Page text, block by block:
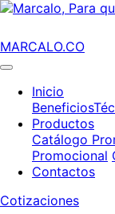
MARCALO.CO
Inicio
Beneficios
Productos
Catálogo
Promocional
Contactos
Cotizaciones